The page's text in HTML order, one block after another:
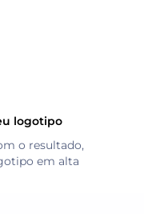
logotipo
o resultado,
em alta